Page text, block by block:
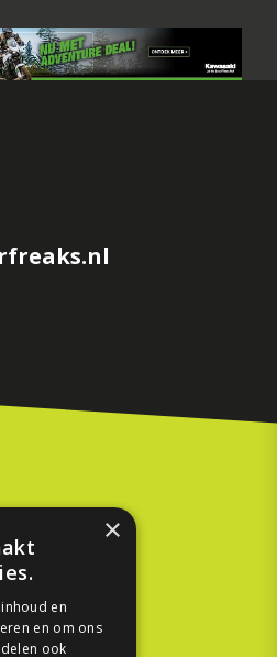
×
en
en om ons
ook